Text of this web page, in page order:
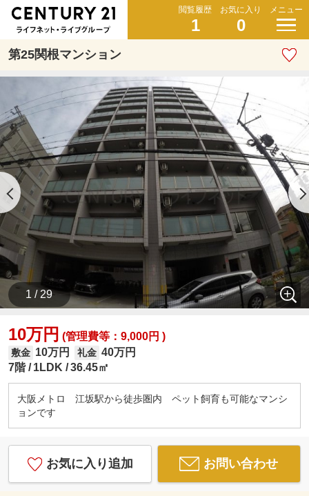
閲覧履歴
1
お気に入り
0
メニュー
第25関根マンション
1 / 29
10万円 (管理費等：9,000円 )
敷金 10万円 礼金 40万円
7階
1LDK 36.45㎡
大阪メトロ 江坂駅から徒歩圏内 ペット飼育も可能なマンシ
ョンです
お気に入り追加 お問い合わせ